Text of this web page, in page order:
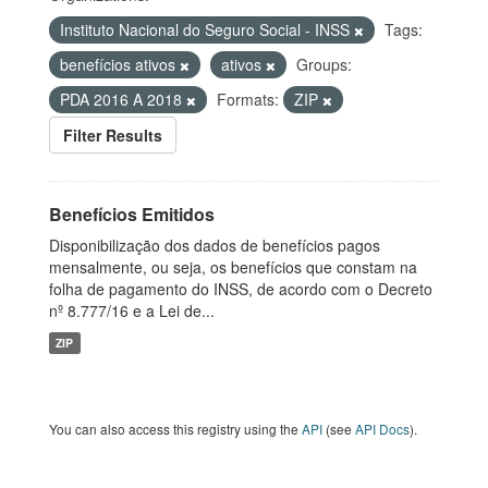
Instituto Nacional do Seguro Social - INSS
Tags:
benefícios ativos
ativos
Groups:
PDA 2016 A 2018
Formats:
ZIP
Filter Results
Benefícios Emitidos
Disponibilização dos dados de benefícios pagos
mensalmente, ou seja, os benefícios que constam na
folha de pagamento do INSS, de acordo com o Decreto
nº 8.777/16 e a Lei de...
ZIP
You can also access this registry using the API (see API Docs).